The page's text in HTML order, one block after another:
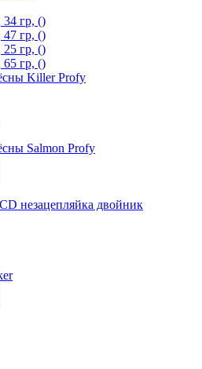
гр, ()
гр, ()
гр, ()
гр, ()
Killer Profy
Salmon Profy
незацепляйка двойник